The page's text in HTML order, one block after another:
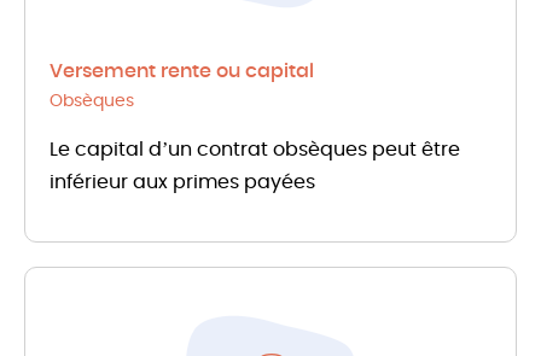
Versement rente ou capital
Obsèques
Le capital d’un contrat obsèques peut être
inférieur aux primes payées